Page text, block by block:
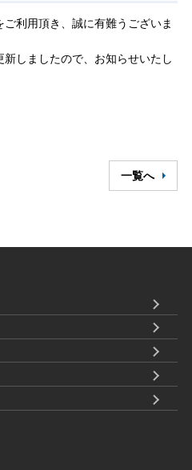
利用頂き、誠に有難うございま
しましたので、お知らせいたし
一覧へ